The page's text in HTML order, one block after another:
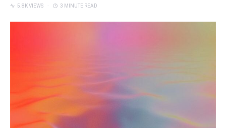
5.8K VIEWS 3 MINUTE READ